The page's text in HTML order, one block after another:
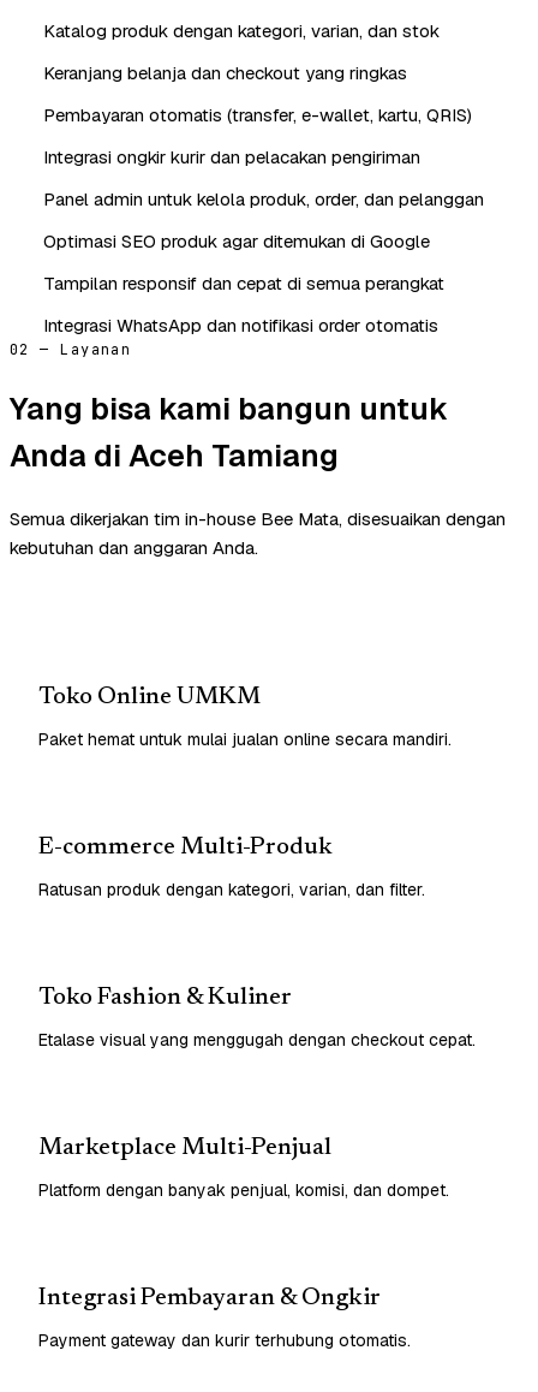
Katalog produk dengan kategori, varian, dan stok
Keranjang belanja dan checkout yang ringkas
Pembayaran otomatis (transfer, e-wallet, kartu, QRIS)
Integrasi ongkir kurir dan pelacakan pengiriman
Panel admin untuk kelola produk, order, dan pelanggan
Optimasi SEO produk agar ditemukan di Google
Tampilan responsif dan cepat di semua perangkat
Integrasi WhatsApp dan notifikasi order otomatis
02 — Layanan
Yang bisa kami bangun untuk
Anda di Aceh Tamiang
Semua dikerjakan tim in-house Bee Mata, disesuaikan dengan
kebutuhan dan anggaran Anda.
Toko Online UMKM
Paket hemat untuk mulai jualan online secara mandiri.
E-commerce Multi-Produk
Ratusan produk dengan kategori, varian, dan filter.
Toko Fashion & Kuliner
Etalase visual yang menggugah dengan checkout cepat.
Marketplace Multi-Penjual
Platform dengan banyak penjual, komisi, dan dompet.
Integrasi Pembayaran & Ongkir
Payment gateway dan kurir terhubung otomatis.